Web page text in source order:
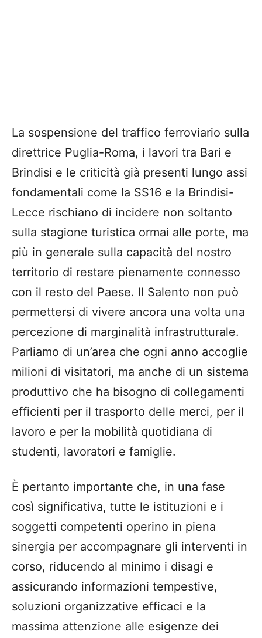
La sospensione del traffico ferroviario sulla
direttrice Puglia-Roma, i lavori tra Bari e
Brindisi e le criticità già presenti lungo assi
fondamentali come la SS16 e la Brindisi-
Lecce rischiano di incidere non soltanto
sulla stagione turistica ormai alle porte, ma
più in generale sulla capacità del nostro
territorio di restare pienamente connesso
con il resto del Paese. Il Salento non può
permettersi di vivere ancora una volta una
percezione di marginalità infrastrutturale.
Parliamo di un’area che ogni anno accoglie
milioni di visitatori, ma anche di un sistema
produttivo che ha bisogno di collegamenti
efficienti per il trasporto delle merci, per il
lavoro e per la mobilità quotidiana di
studenti, lavoratori e famiglie.
È pertanto importante che, in una fase
così significativa, tutte le istituzioni e i
soggetti competenti operino in piena
sinergia per accompagnare gli interventi in
corso, riducendo al minimo i disagi e
assicurando informazioni tempestive,
soluzioni organizzative efficaci e la
massima attenzione alle esigenze dei